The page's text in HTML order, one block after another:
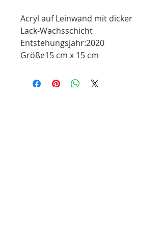
Acryl auf Leinwand mit dicker
Lack-Wachsschicht
Entstehungsjahr:2020
Größe15 cm x 15 cm